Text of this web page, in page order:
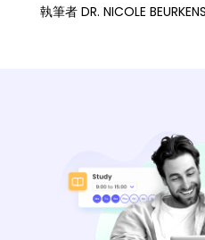
執筆者 DR. NICOLE BEURKENS